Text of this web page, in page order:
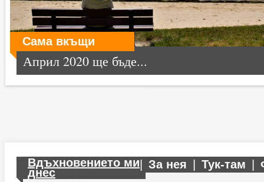
Сама вкъщи
Април 2020 ще бъде...
Вдъхновението ми
днес
За нея Тук-там